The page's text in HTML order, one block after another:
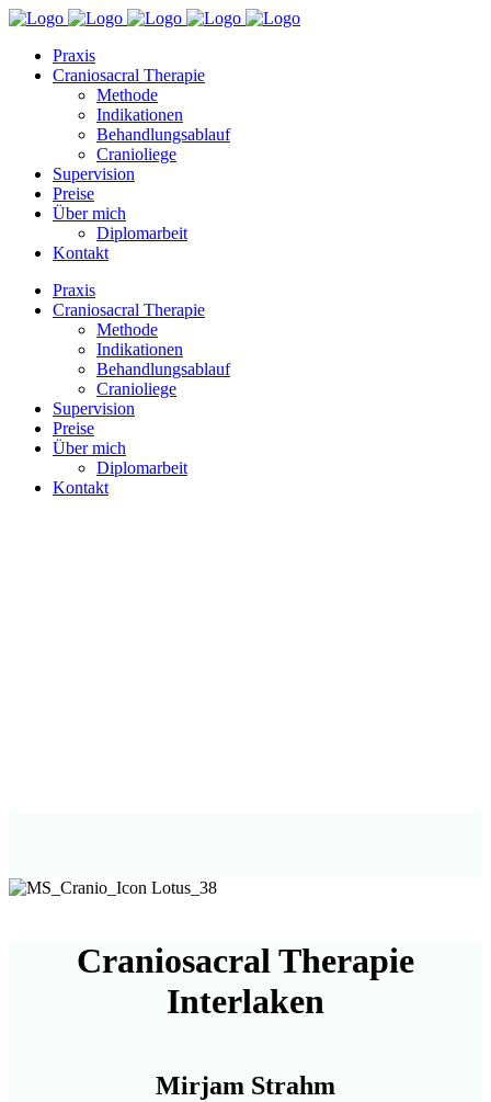
Praxis
Craniosacral Therapie
Methode
Indikationen
Behandlungsablauf
Cranioliege
Supervision
Preise
Über mich
Diplomarbeit
Kontakt
Praxis
Craniosacral Therapie
Methode
Indikationen
Behandlungsablauf
Cranioliege
Supervision
Preise
Über mich
Diplomarbeit
Kontakt
Craniosacral Therapie
Interlaken
Mirjam Strahm